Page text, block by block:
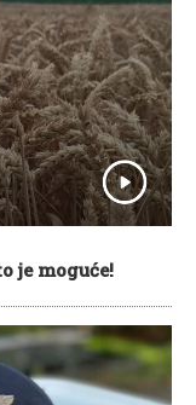
je moguće!